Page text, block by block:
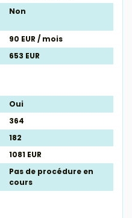
Non
90 EUR / mois
653 EUR
Oui
364
182
1081 EUR
Pas de procédure en
cours